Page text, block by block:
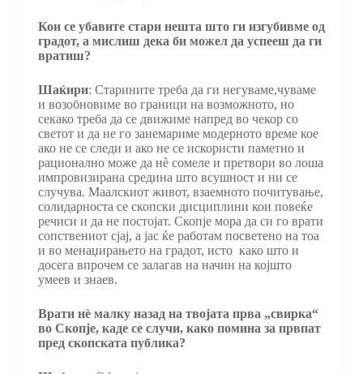
Кои се убавите стари нешта што ги изгубивме од
градот, а мислиш дека би можел да успееш да ги
вратиш?
Шаќири: Старините треба да ги негуваме,чуваме
и возобновиме во граници на возможното, но
секако треба да се движиме напред во чекор со
светот и да не го занемариме модерното време кое
ако не се следи и ако не се искористи паметно и
рационално може да нè сомеле и претвори во лоша
импровизирана средина што всушност и ни се
случува. Маалскиот живот, взаемното почитување,
солидарноста се скопски дисциплини кои повеќе
речиси и да не постојат. Скопје мора да си го врати
сопствениот сјај, а јас ќе работам посветено на тоа
и во менаџирањето на градот, исто како што и
досега впрочем се залагав на начин на којшто
умеев и знаев.
Врати нè малку назад на твојата прва „свирка“
во Скопје, каде се случи, како помина за првпат
пред скопската публика?